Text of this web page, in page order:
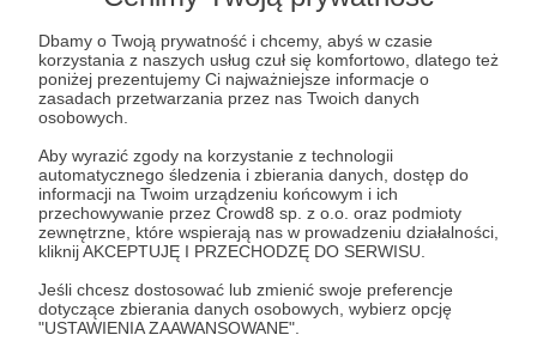
Dbamy o Twoją prywatność i chcemy, abyś w czasie
korzystania z naszych usług czuł się komfortowo, dlatego też
poniżej prezentujemy Ci najważniejsze informacje o
zasadach przetwarzania przez nas Twoich danych
osobowych.
Aby wyrazić zgody na korzystanie z technologii
automatycznego śledzenia i zbierania danych, dostęp do
informacji na Twoim urządzeniu końcowym i ich
przechowywanie przez Crowd8 sp. z o.o. oraz podmioty
zewnętrzne, które wspierają nas w prowadzeniu działalności,
kliknij AKCEPTUJĘ I PRZECHODZĘ DO SERWISU.
Jeśli chcesz dostosować lub zmienić swoje preferencje
dotyczące zbierania danych osobowych, wybierz opcję
"USTAWIENIA ZAAWANSOWANE".
AKTUALIZOWANY
top 10 oczekiwania 2021 2021 +5